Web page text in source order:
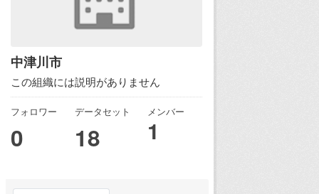
中津川市
この組織には説明がありません
フォロワー
0
データセット
18
メンバー
1